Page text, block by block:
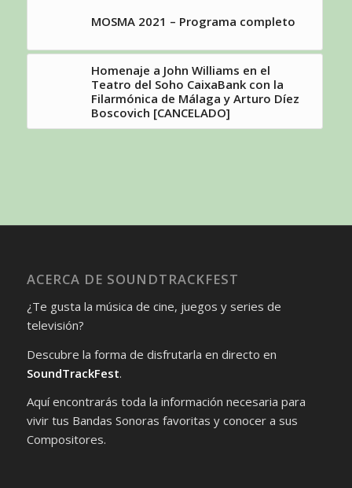
MOSMA 2021 – Programa completo
Homenaje a John Williams en el
Teatro del Soho CaixaBank con la
Filarmónica de Málaga y Arturo Díez
Boscovich [CANCELADO]
ACERCA DE SOUNDTRACKFEST
¿Te gusta la música de cine, juegos y series de
televisión?
Descubre la forma de disfrutarla en directo en
SoundTrackFest.
Aquí encontrarás toda la información necesaria para
vivir tus Bandas Sonoras favoritas y conocer a sus
Compositores.